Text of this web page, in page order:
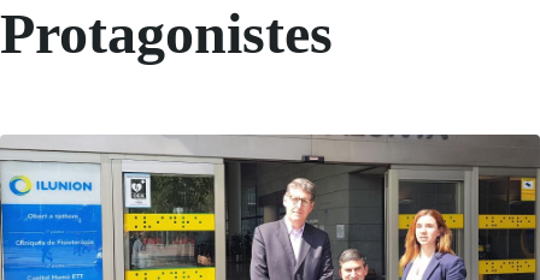
Protagonistes